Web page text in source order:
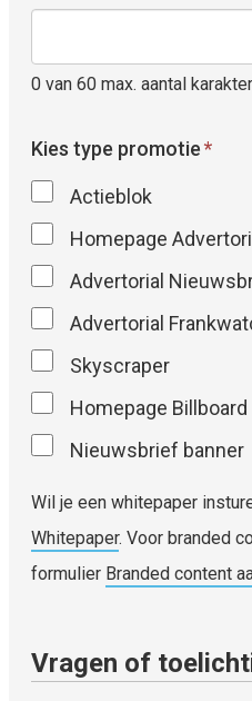
0 van 60 max. aantal
Kies type promotie*
Actieblok
Homepage
Advertorial
Advertorial
Skyscraper
Homepage
Nieuwsbrief banner
Wil je een whitepaper
Whitepaper. Voor branded
formulier Branded content
Vragen of